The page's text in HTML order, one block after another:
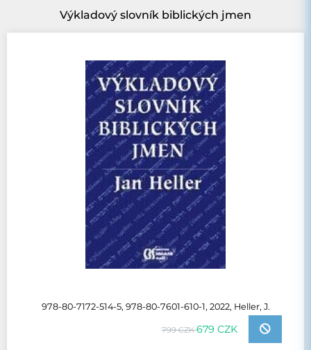
Výkladový slovník biblických jmen
978-80-7172-514-5, 978-80-7601-610-1, 2022, Heller, J.
799 CZK679 CZK